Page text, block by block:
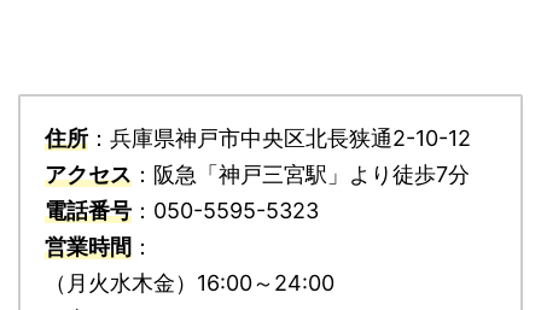
住所 ：兵庫県神戸市中央区北長狭通2-10-12
アクセス ：阪急「神戸三宮駅」より徒歩7分
電話番号 ：050-5595-5323
営業時間 ：
（月火水木金）16:00～24:00